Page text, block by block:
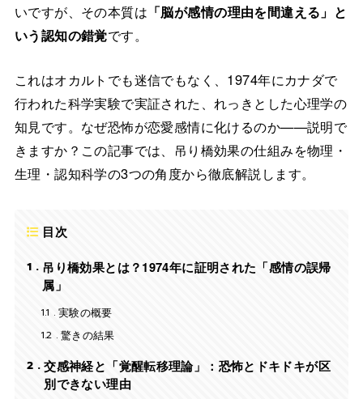
いですが、その本質は 「脳が感情の理由を間違える」と
いう認知の錯覚です。
これはオカルトでも迷信でもなく、1974年にカナダで
行われた科学実験で実証された、れっきとした心理学の
知見です。なぜ恐怖が恋愛感情に化けるのか——説明で
きますか？この記事では、吊り橋効果の仕組みを物理・
生理・認知科学の3つの角度から徹底解説します。
目次
1
吊り橋効果とは？1974年に証明された「感情の誤帰
属」
1.1
実験の概要
1.2 驚きの結果
2
交感神経と「覚醒転移理論」：恐怖とドキドキが区
別できない理由